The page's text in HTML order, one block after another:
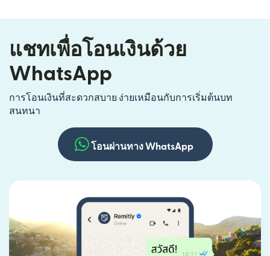
แชทเพื่อโอนเงินด้วย
WhatsApp
การโอนเงินที่สะดวกสบาย ง่ายเหมือนกับการเริ่มต้นบท
สนทนา
โอนผ่านทาง WhatsApp